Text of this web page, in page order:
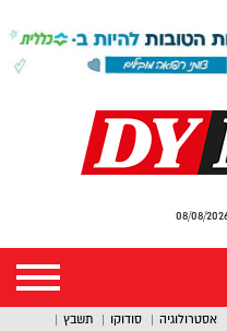
אסטרולוגיה סודוקו תשבץ